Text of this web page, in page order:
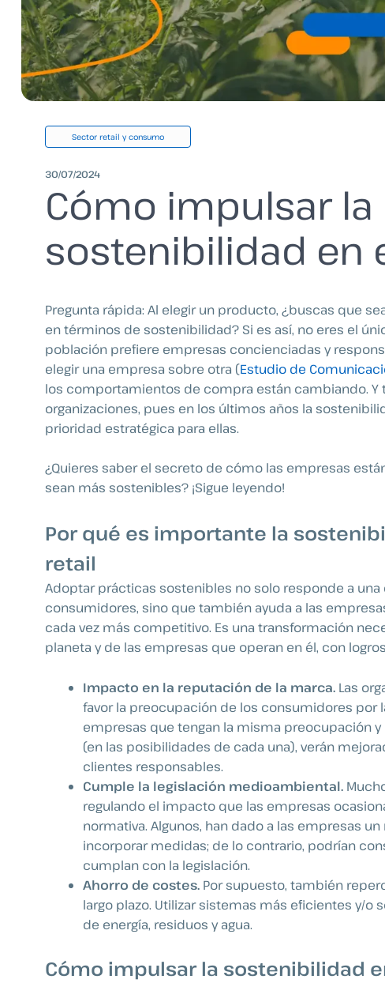
Sector retail y consumo
30/07/2024
Cómo impulsar la
sostenibilidad en
Pregunta rápida: Al elegir un producto, ¿buscas que
en términos de sostenibilidad? Si es así, no eres el
población prefiere empresas concienciadas y
elegir una empresa sobre otra (Estudio de
los comportamientos de compra están cambiando.
organizaciones, pues en los últimos años la
prioridad estratégica para ellas.
¿Quieres saber el secreto de cómo las empresas
sean más sostenibles? ¡Sigue leyendo!
Por qué es importante la
retail
Adoptar prácticas sostenibles no solo responde a
consumidores, sino que también ayuda a las
cada vez más competitivo. Es una transformación
planeta y de las empresas que operan en él, con
Impacto en la reputación de la marca. Las
favor la preocupación de los consumidores por
empresas que tengan la misma preocupación
(en las posibilidades de cada una), verán
clientes responsables.
Cumple la legislación medioambiental.
regulando el impacto que las empresas
normativa. Algunos, han dado a las empresas
incorporar medidas; de lo contrario, podrían
cumplan con la legislación.
Ahorro de costes. Por supuesto, también
largo plazo. Utilizar sistemas más eficientes y/o
de energía, residuos y agua.
Cómo impulsar la sostenibilidad